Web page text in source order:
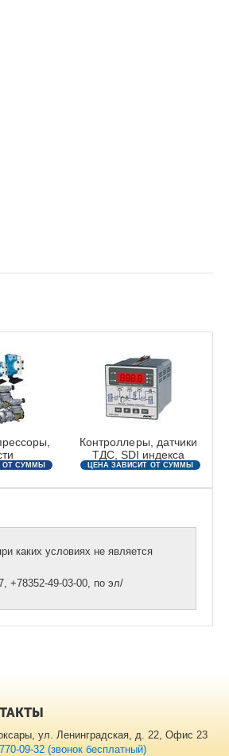
ОТ СУММЫ
Контроллеры, датчики
ТДС, SDI индекса
ЦЕНА ЗАВИСИТ ОТ СУММЫ
каких условиях не является
+78352-49-03-00, по эл/
ул. Ленинградская, д. 22, Офис 23
09-32 (звонок бесплатный)